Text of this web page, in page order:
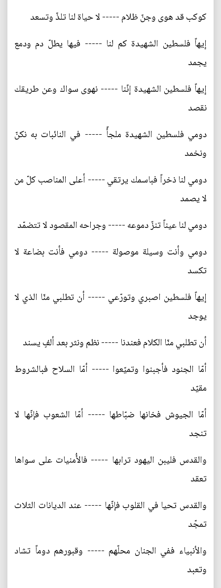
كوكب قد هوى وجنّ ظلام ----- لا حياة لنا تلذّ وتسعد
إيهاً فلسطين الشهيدة كم لنا ----- فيها يطلّ دم ودمع
يجمد
إيهاً فلسطين الشهيدة إنّنا ----- نهوى سواك وعن طريقك
نقصد
دومي فلسطين الشهيدة ملجأً ----- في النائبات به نكنّ
ونخمد
دومي لنا ذخراً فباسمك يرتقي ----- أعلى المناصب كلّ من
لا يصمد
دومي لنا عيناً تنزّ دموعه ----- وجراحه المقصود لا تتضمّد
دومي وأنت وسيلة موصولة ----- دومي فأنت بضاعة لا
تكسد
إيهاً فلسطين اصبري وتورّعي ----- أن تطلبي منّا الذي لا
يوجد
أن تطلبي منّا الكلام فعندنا ----- نظم ونثر بعد ألفٍ يسند
أمّا الجنود فأجبنوا وتميّعوا ----- أمّا السلاح فبالشروط
مقيّد
أمّا الجيوش فخانها ضبّاطها ----- أمّا الشعوب فإنّها لا
تنجد
والقدس فليبن اليهود ترابها ----- فالأُمنيات على سواها
تعقد
والقدس تحيا في القلوب فإنّها ----- عند الديانات الثلاث
تمجّد
والأنبياء ففي الجنان محلّهم ----- وقبورهم دوماً تشاد
وتعبد